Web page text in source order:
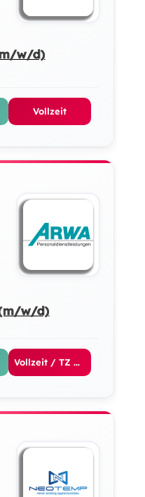
w/d)
Vollzeit
w/d)
Vollzeit / TZ Vormittags / TZ Nachmittags / TZ Abends